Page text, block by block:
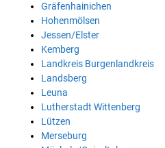
Gräfenhainichen
Hohenmölsen
Jessen/Elster
Kemberg
Landkreis Burgenlandkreis
Landsberg
Leuna
Lutherstadt Wittenberg
Lützen
Merseburg